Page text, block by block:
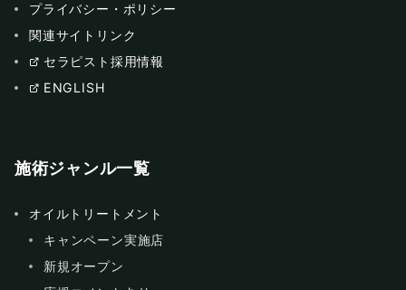
プライバシー・ポリシー
関連サイトリンク
セラピスト採用情報
ENGLISH
施術ジャンル一覧
オイルトリートメント
キャンペーン実施店
新規オープン